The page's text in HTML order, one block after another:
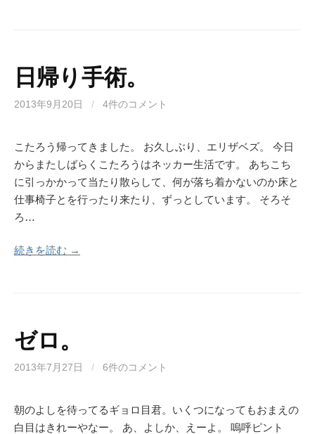
日帰り手術。
2013年9月20日 / 4件のコメント
こたろう帰ってきました。 お久しぶり、エリザベズ。 今日
からまたしばらくこたろうはネッカー生活です。 あちこち
に引っかかって当たり散らして、何が落ち着かないのか床と
仕事椅子とを行ったり来たり、ずっとしています。 そろそ
ろ…
続きを読む →
ゼロ。
2013年7月27日 / 6件のコメント
朝のよしを待ってるギョロ目君。いくつになってもおまえの
白目はきれーやなー。 あ、よしか、えーよ。 嗚呼ピント